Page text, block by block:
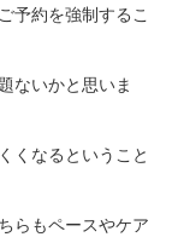
予約を強制するこ
ないかと思いま
くなるということ
らもペースやケア